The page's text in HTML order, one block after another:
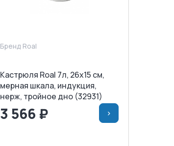
Бренд Roal
Кастрюля Roal 7л, 26х15 cм,
мерная шкала, индукция,
нерж, тройное дно (32931)
3 566 ₽ >